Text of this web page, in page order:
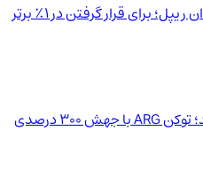
به‌روزرسانی لیست ثروتمندان ریپل؛ برای قرار گرفتن در ۱٪ برتر
آرژانتین به نیمه‌نهایی رسید؛ توکن ARG با جهش ۳۰۰ درصدی